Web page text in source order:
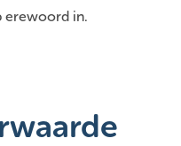
erewoord in.